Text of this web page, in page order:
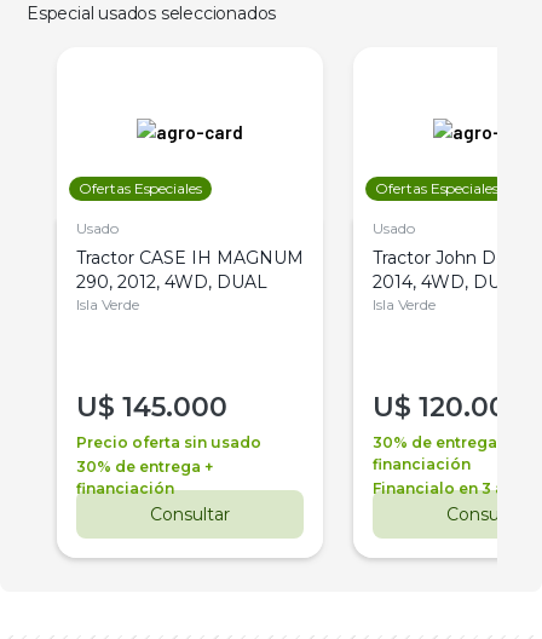
Especial usados seleccionados
Ofertas Especiales
Usado
Tractor CASE IH MAGNUM
290, 2012, 4WD, DUAL
Isla Verde
U$ 145.000
Precio oferta sin usado
30% de entrega +
financiación
Consultar
Ofertas Especiales
Usado
Tractor John Deere
2014, 4WD, DUAL
Isla Verde
U$ 120.000
30% de entrega +
financiación
Financialo en 3 años
Consultar